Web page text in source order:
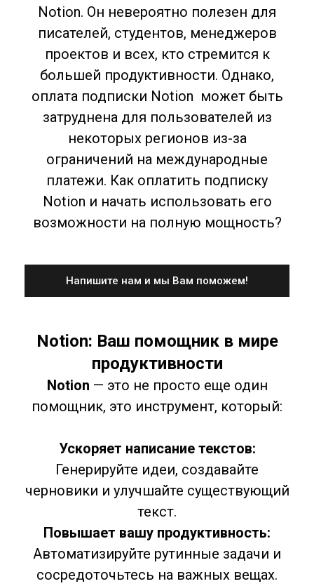
Notion. Он невероятно полезен для
писателей, студентов, менеджеров
проектов и всех, кто стремится к
большей продуктивности. Однако,
оплата подписки Notion может быть
затруднена для пользователей из
некоторых регионов из-за
ограничений на международные
платежи. Как оплатить подписку
Notion и начать использовать его
возможности на полную мощность?
Напишите нам и мы Вам поможем!
Notion: Ваш помощник в мире
продуктивности
Notion — это не просто еще один
помощник, это инструмент, который:
Ускоряет написание текстов:
Генерируйте идеи, создавайте
черновики и улучшайте существующий
текст.
Повышает вашу продуктивность:
Автоматизируйте рутинные задачи и
сосредоточьтесь на важных вещах.